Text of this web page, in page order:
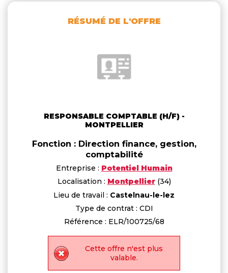
RÉSUMÉ DE L'OFFRE
RESPONSABLE COMPTABLE (H/F) -
MONTPELLIER
Fonction : Direction finance, gestion,
comptabilité
Entreprise : Potentiel Humain
Localisation : Montpellier(34)
Lieu de travail : Castelnau-le-lez
Type de contrat : CDI
Référence : ELR/100725/68
Cette offre n'est plus
valable.